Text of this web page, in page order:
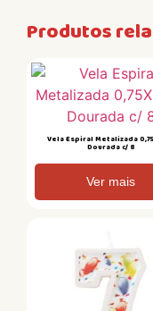
Produtos
Vela Espiral Metalizada
Dourada c/ 8
Ver mais